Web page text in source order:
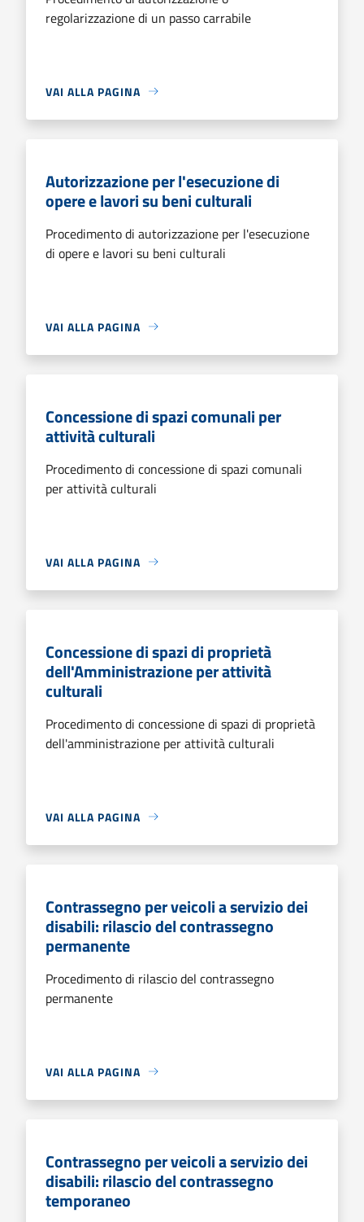
regolarizzazione di un passo carrabile
VAI ALLA PAGINA
Autorizzazione per l'esecuzione di
opere e lavori su beni culturali
Procedimento di autorizzazione per l'esecuzione
di opere e lavori su beni culturali
VAI ALLA PAGINA
Concessione di spazi comunali per
attività culturali
Procedimento di concessione di spazi comunali
per attività culturali
VAI ALLA PAGINA
Concessione di spazi di proprietà
dell'Amministrazione per attività
culturali
Procedimento di concessione di spazi di proprietà
dell'amministrazione per attività culturali
VAI ALLA PAGINA
Contrassegno per veicoli a servizio dei
disabili: rilascio del contrassegno
permanente
Procedimento di rilascio del contrassegno
permanente
VAI ALLA PAGINA
Contrassegno per veicoli a servizio dei
disabili: rilascio del contrassegno
temporaneo